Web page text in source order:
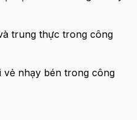
trung thực trong công
nhạy bén trong công